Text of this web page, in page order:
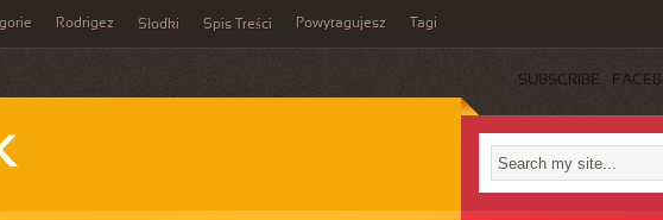
Rodrigez Słodki Spis Treści Powytagujesz Tagi
SUBSCRIBE